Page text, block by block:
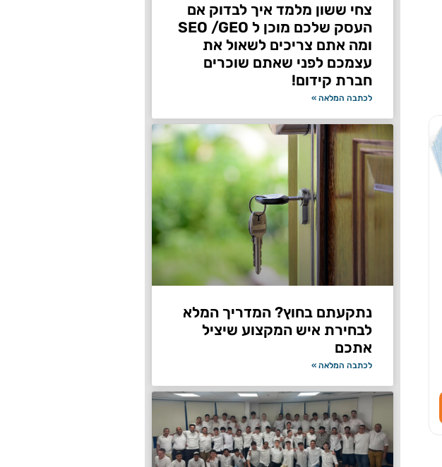
צחי ששון מלמד איך לבדוק אם
העסק שלכם מוכן ל SEO /GEO
ומה אתם צריכים לשאול את
עצמכם לפני שאתם שוכרים
חברת קידום!
לכתבה המלאה »
נתקעתם בחוץ? המדריך המלא
לבחירת איש המקצוע שיציל
אתכם
לכתבה המלאה »